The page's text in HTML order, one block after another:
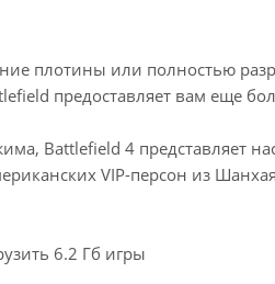
плотины или полностью
предоставляет вам еще
Battlefield 4
VIP-персон из
6.2 Гб игры